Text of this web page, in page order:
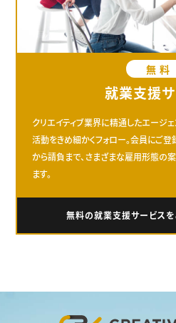
無料
就業支援
クリエイティブ業界に精通したエージ
活動をきめ細かくフォロー。会員にご登
から請負まで、さまざまな雇用形態の
ます。
無料の就業支援サービス